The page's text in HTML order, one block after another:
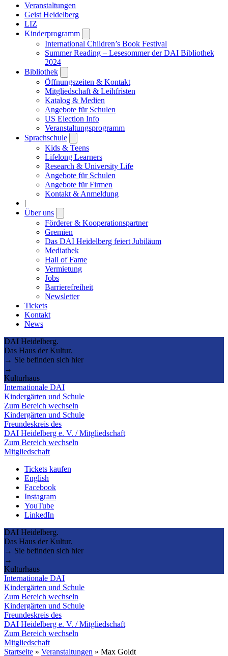
Veranstaltungen
Geist Heidelberg
LIZ
Kinderprogramm
submenu
International Children’s Book Festival
Summer Reading – Lesesommer der DAI Bibliothek
2024
Bibliothek
submenu
Öffnungszeiten & Kontakt
Mitgliedschaft & Leihfristen
Katalog & Medien
Angebote für Schulen
US Election Info
Veranstaltungsprogramm
Sprachschule
submenu
Kids & Teens
Lifelong Learners
Research & University Life
Angebote für Schulen
Angebote für Firmen
Kontakt & Anmeldung
|
Über uns
submenu
Förderer & Kooperationspartner
Gremien
Das DAI Heidelberg feiert Jubiläum
Mediathek
Hall of Fame
Vermietung
Jobs
Barrierefreiheit
Newsletter
Tickets
Kontakt
News
DAI Heidelberg.
Das Haus der Kultur.
→ Sie befinden sich hier
→
Kulturhaus
Internationale DAI
Kindergärten und Schule
Zum Bereich wechseln
Kindergärten und Schule
Freundeskreis des
DAI Heidelberg e. V. / Mitgliedschaft
Zum Bereich wechseln
Mitgliedschaft
Tickets kaufen
English
Facebook
Instagram
YouTube
LinkedIn
DAI Heidelberg.
Das Haus der Kultur.
→ Sie befinden sich hier
→
Kulturhaus
Internationale DAI
Kindergärten und Schule
Zum Bereich wechseln
Kindergärten und Schule
Freundeskreis des
DAI Heidelberg e. V. / Mitgliedschaft
Zum Bereich wechseln
Mitgliedschaft
Startseite » Veranstaltungen » Max Goldt